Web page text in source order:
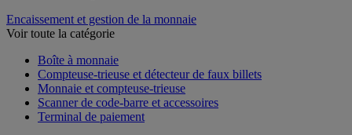
Encaissement et gestion de la monnaie
Voir toute la catégorie
Boîte à monnaie
Compteuse-trieuse et détecteur de faux billets
Monnaie et compteuse-trieuse
Scanner de code-barre et accessoires
Terminal de paiement